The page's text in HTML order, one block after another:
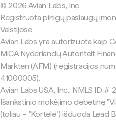
© 2026 Avian Labs, Inc
Registruota pinigų paslaugų
Valstijose
Avian Labs yra autorizuota kaip
MiCA Nyderlandų Autoriteit
Markten (AFM) (registracijos
41000005).
Avian Labs USA, Inc., NMLS ID #
Išankstinio mokėjimo debetinę
(toliau – "Kortelė") išduoda Lead